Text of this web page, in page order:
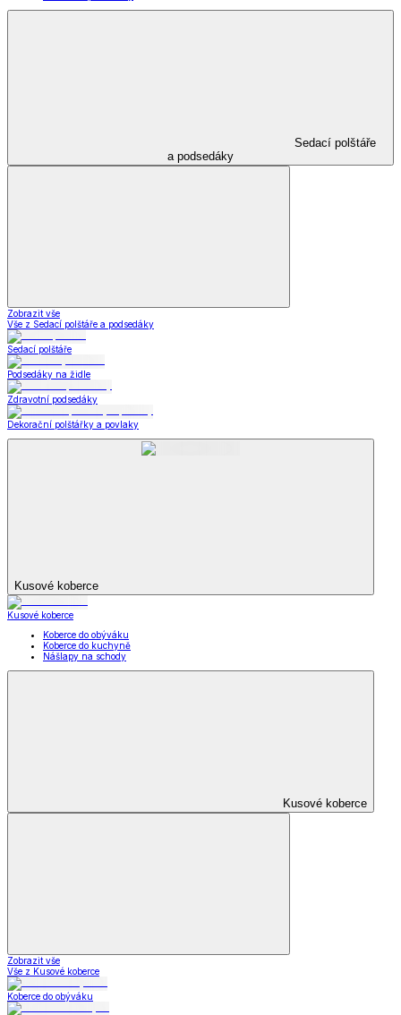
Sedací polštáře
a podsedáky
Zobrazit vše
Vše z Sedací polštáře a podsedáky
Sedací polštáře
Podsedáky na židle
Zdravotní podsedáky
Dekorační polštářky a povlaky
Kusové koberce
Kusové koberce
Koberce do obýváku
Koberce do kuchyně
Nášlapy na schody
Kusové koberce
Zobrazit vše
Vše z Kusové koberce
Koberce do obýváku